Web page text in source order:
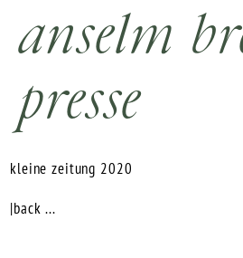
anselm
presse
kleine zeitung 2020
|back ...